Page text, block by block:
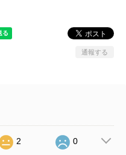
通報する
2 0